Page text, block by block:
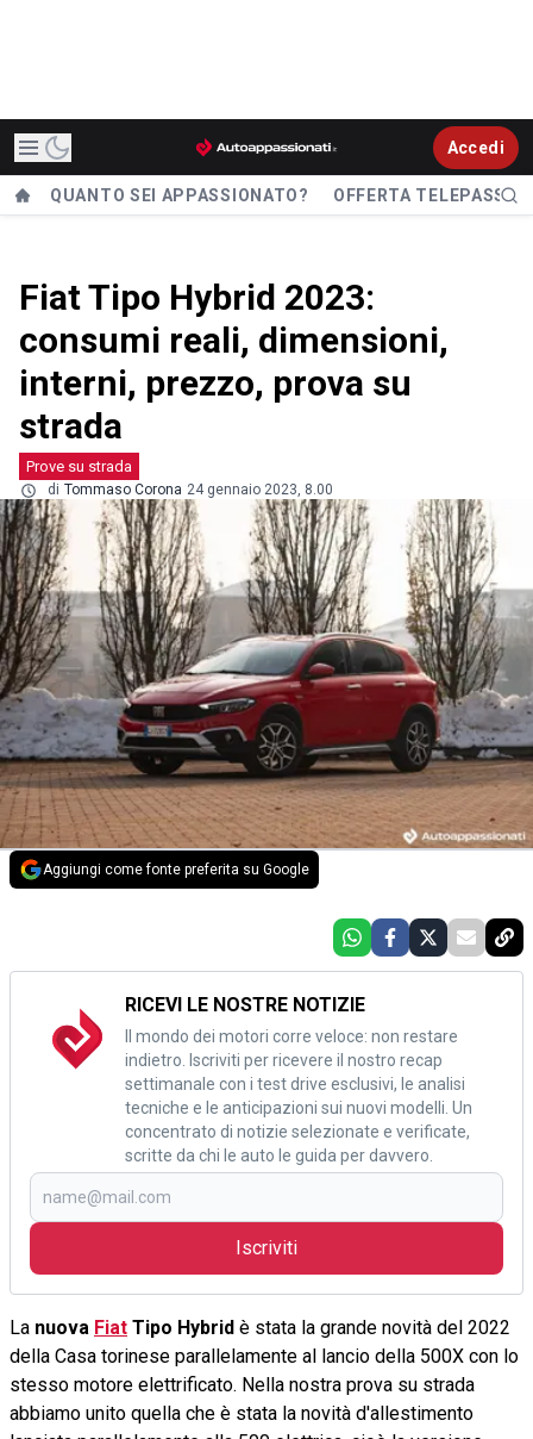
Accedi
QUANTO SEI APPASSIONATO? OFFERTA TELEPASS
Fiat Tipo Hybrid 2023:
consumi reali, dimensioni,
interni, prezzo, prova su
strada
Prove su strada
di Tommaso Corona 24 gennaio 2023, 8.00
Aggiungi come fonte preferita su Google
RICEVI LE NOSTRE NOTIZIE
Il mondo dei motori corre veloce: non restare
indietro. Iscriviti per ricevere il nostro recap
settimanale con i test drive esclusivi, le analisi
tecniche e le anticipazioni sui nuovi modelli. Un
concentrato di notizie selezionate e verificate,
scritte da chi le auto le guida per davvero.
Iscriviti
La nuova Fiat Tipo Hybrid è stata la grande novità del 2022
della Casa torinese parallelamente al lancio della 500X con lo
stesso motore elettrificato. Nella nostra prova su strada
abbiamo unito quella che è stata la novità d'allestimento